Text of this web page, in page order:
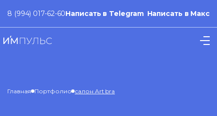
8 (994) 017-62-60Написать в Telegram Написать в Макс
Главная Портфолио салон Art bra